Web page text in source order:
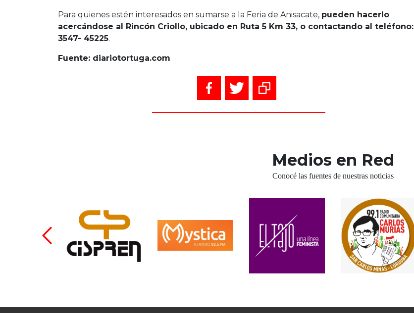
Para quienes estén interesados en sumarse a la Feria de Anisacate, pueden hacerlo
acercándose al Rincón Criollo, ubicado en Ruta 5 Km 33, o contactando al teléfono:
3547- 45225.
Fuente: diariotortuga.com
Medios en Red
Conocé las fuentes de nuestras noticias